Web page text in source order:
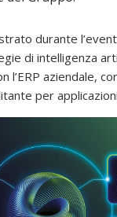
durante
di intelligenza
l’ERP aziendale,
per